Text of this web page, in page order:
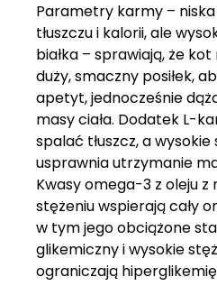
Parametry karmy –
tłuszczu i kalorii, ale
białka – sprawiają, że
duży, smaczny posiłek,
apetyt, jednocześnie
masy ciała. Dodatek L-
spalać tłuszcz, a wysokie
usprawnia utrzymanie
Kwasy omega-3 z oleju z
stężeniu wspierają cały
w tym jego obciążone
glikemiczny i wysokie
ograniczają